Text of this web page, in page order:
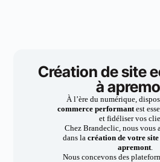
Création de site
à
À l’ère du numérique,
commerce performantest
et fidéliser vos
Chez Brandeclic, nous vous
dans la création de votre
apremont.
Nous concevons des